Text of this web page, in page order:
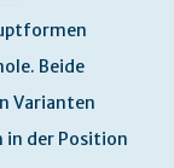
Beide
Varianten
in der Position